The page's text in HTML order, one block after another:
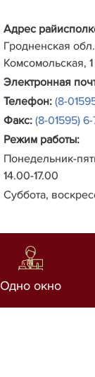
Адрес
Гродненская
Комсомольская, 1
Электронная
Телефон: (8-
Факс: (8-01595) 6-
Режим работы:
Понедельник-
14.00-17.00
Суббота,
Одно окно